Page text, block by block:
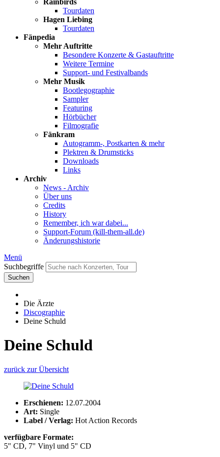
Rainbirds
Tourdaten
Hagen Liebing
Tourdaten
Fänpedia
Mehr Auftritte
Besondere Konzerte & Gastauftritte
Weitere Termine
Support- und Festivalbands
Mehr Musik
Bootlegographie
Sampler
Featuring
Hörbücher
Filmografie
Fänkram
Autogramm-, Postkarten & mehr
Plektren & Drumsticks
Downloads
Links
Archiv
News - Archiv
Über uns
Credits
History
Remember, ich war dabei...
Support-Forum (kill-them-all.de)
Änderungshistorie
Menü
Suchbegriffe
Suchen
Die Ärzte
Discographie
Deine Schuld
Deine Schuld
zurück zur Übersicht
Erschienen: 12.07.2004
Art: Single
Label / Verlag: Hot Action Records
verfügbare Formate:
5" CD, 7" Vinyl und 5" CD